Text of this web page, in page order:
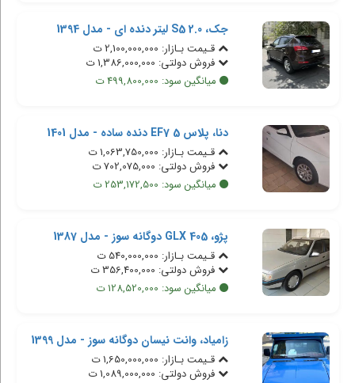
جک، S5 2.0 لیتر دنده ای - مدل 1394
قـیمت بـازار: 2,100,000,000 ت
فروش دولتی: 1,386,000,000 ت
میانگین سود: 499,800,000 ت
دنا، پلاس EF7 5 دنده ساده - مدل 1401
قـیمت بـازار: 1,063,750,000 ت
فروش دولتی: 702,075,000 ت
میانگین سود: 253,172,500 ت
پژو، 405 GLX دوگانه سوز - مدل 1387
قـیمت بـازار: 540,000,000 ت
فروش دولتی: 356,400,000 ت
میانگین سود: 128,520,000 ت
زامیاد، وانت نیسان دوگانه سوز - مدل 1399
قـیمت بـازار: 1,650,000,000 ت
فروش دولتی: 1,089,000,000 ت